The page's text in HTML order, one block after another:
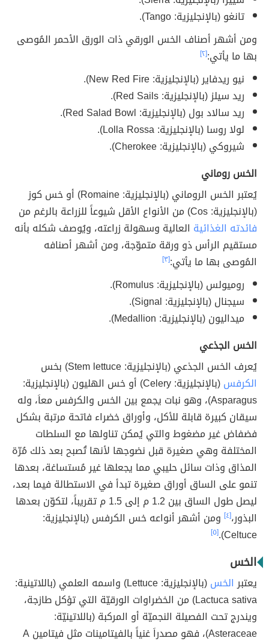
تانغو (بالإنجليزية: Tango).
ومن أشهر أصناف الخس الورقي ذات الورق الأحمر المُوصى
بها ما يأتي:[٢]
نيو ريدفاير (بالإنجليزية: New Red Fire).
ريد سيلز (بالإنجليزية: Red Sails).
ريد سالاد بول (بالإنجليزية: Red Salad Bowl).
لولا روسا (بالإنجليزية: Lolla Rossa).
شيروكي (بالإنجليزية: Cherokee).
الخس روماني
يُعتبر الخس الروماني (بالإنجليزية: Romaine) أو خس كوز
(بالإنجليزية: Cos) من الأنواع الأقل شيوعاً للزراعة بالرغم من
فائدته الغذائية العالية وسهولة زراعته، ويُوصف شكله بأنه
مستقيم الرأس ذو ورقة متموّجة، ومن أشهر أصنافه
المُوصى بها ما يأتي:[٣]
روميولس (بالإنجليزية: Romulus).
سيجنال (بالإنجليزية: Signal).
ميداليون (بالإنجليزية: Medallion).
الخس الجذعي
يُعرف الخس الجذعي (بالإنجليزية: Stem lettuce) بخس
الكرفس
(بالإنجليزية: Celery) أو خس الهليون (بالإنجليزية:
Asparagus)، وهو نبات يجمع بين الخس والكرفس معاَ، وله
سيقان كبيرة قابلة للأكل، وأوراق خضراء فاتحة مرتبة بشكل
فضفاض غير مضغوط والتي يُمكن تناولها مع السلطات
المختلفة وهي صغيرة قبل نضوجها لأنها تُصبح بعد ذلك مُرّة
المذاق وذات سائل حليبي مما يجعلها غير مُستساغة، بعدها
تنمو على الساق أوراق صغيرة تبدأ في الاستطالة فيما بعد،
ليصل طول الساق بين 1.2 م إلى 1.5 م تقريباً، لتكوّن بعدها
البذور،[٤]
ومن أشهر أنواعه خس الكرفس (بالإنجليزية:
Celtuce). [٥]
الخس
يعتبرالخس
(بالإنجليزية: Lettuce) واسمه العلمي (باللاتينية:
Lactuca sativa) من الخضراوات الورقيّة التي تؤكل طازجة،
ويندرج تحت الفصيلة النجميّة أو المركبة (باللاتينيّة:
Asteraceae)، فهو مصدراَ غنياً بالفيتامينات مثل فيتامين A